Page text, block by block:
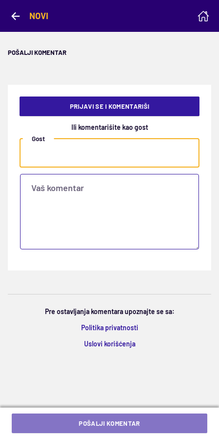
NOVI
POŠALJI KOMENTAR
PRIJAVI SE I KOMENTARIŠI
Ili komentarišite kao gost
Gost
Vaš komentar
Pre ostavljanja komentara upoznajte se sa:
Politika privatnosti
Uslovi korišćenja
POŠALJI KOMENTAR